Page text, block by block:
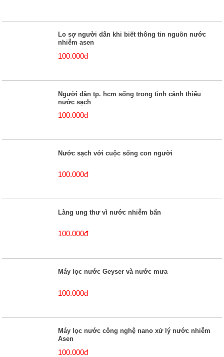
Lo sợ người dân khi biết thông tin nguồn nước
nhiễm asen
100.000đ
Người dân tp. hcm sống trong tình cảnh thiếu
nước sạch
100.000đ
Nước sạch với cuộc sống con người
100.000đ
Làng ung thư vì nước nhiễm bẩn
100.000đ
Máy lọc nước Geyser và nước mưa
100.000đ
Máy lọc nước công nghệ nano xử lý nước nhiễm
Asen
100.000đ